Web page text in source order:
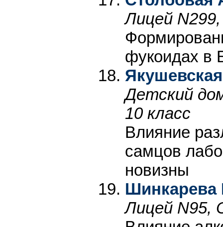
Лицей
фукоидах в
Детский
10 класс
Влияние
самцов
новизны
Шинкарева
Лицей N95,